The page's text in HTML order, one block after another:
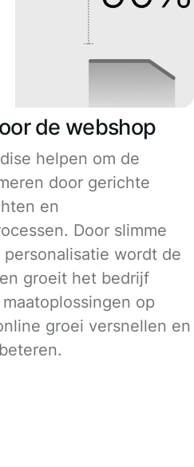
de webshop
helpen om de
door gerichte
en
Door slimme
wordt de
groeit het bedrijf
op
groei versnellen en